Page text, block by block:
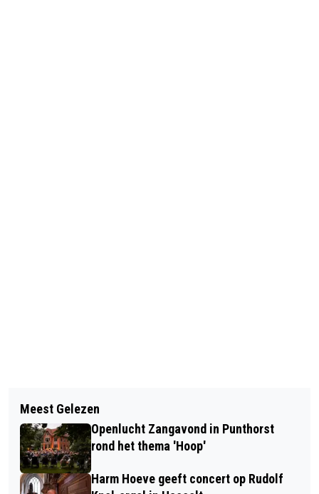
AANGEPASTE AFVALINZAMELING EN
ANDERE HITTEMAATREGELEN
N377 HASSELT-DE LICHTMIS GAAT
BIJNA DRIE MAANDEN DICHT
Meest Gelezen
Openlucht Zangavond in Punthorst
rond het thema 'Hoop'
Harm Hoeve geeft concert op Rudolf